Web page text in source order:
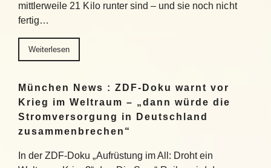
mittlerweile 21 Kilo runter sind – und sie noch nicht
fertig…
Weiterlesen
München News : ZDF-Doku warnt vor
Krieg im Weltraum – „dann würde die
Stromversorgung in Deutschland
zusammenbrechen“
In der ZDF-Doku „Aufrüstung im All: Droht ein